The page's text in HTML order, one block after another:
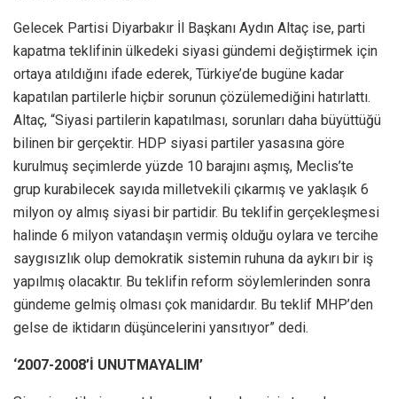
Gelecek Partisi Diyarbakır İl Başkanı Aydın Altaç ise, parti
kapatma teklifinin ülkedeki siyasi gündemi değiştirmek için
ortaya atıldığını ifade ederek, Türkiye’de bugüne kadar
kapatılan partilerle hiçbir sorunun çözülemediğini hatırlattı.
Altaç, “Siyasi partilerin kapatılması, sorunları daha büyüttüğü
bilinen bir gerçektir. HDP siyasi partiler yasasına göre
kurulmuş seçimlerde yüzde 10 barajını aşmış, Meclis’te
grup kurabilecek sayıda milletvekili çıkarmış ve yaklaşık 6
milyon oy almış siyasi bir partidir. Bu teklifin gerçekleşmesi
halinde 6 milyon vatandaşın vermiş olduğu oylara ve tercihe
saygısızlık olup demokratik sistemin ruhuna da aykırı bir iş
yapılmış olacaktır. Bu teklifin reform söylemlerinden sonra
gündeme gelmiş olması çok manidardır. Bu teklif MHP’den
gelse de iktidarın düşüncelerini yansıtıyor” dedi.
‘2007-2008’İ UNUTMAYALIM’